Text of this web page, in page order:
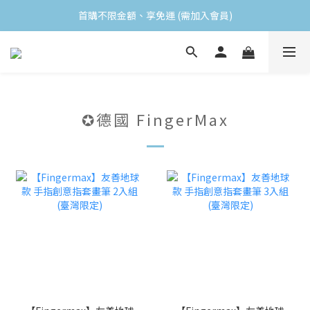
首購不限金額、享免運 (需加入會員)
首購不限金額、享免運 (需加入會員)
購買任一食品 即贈送小禮物
✪德國 FingerMax